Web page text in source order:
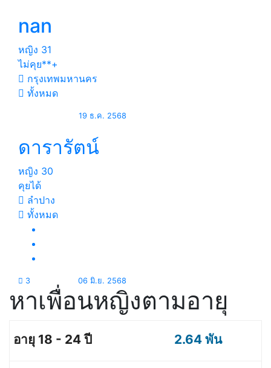
nan
หญิง 31
ไม่คุย**+
กรุงเทพมหานคร
ทั้งหมด
19 ธ.ค. 2568
ดารารัตน์
หญิง 30
คุยได้
ลำปาง
ทั้งหมด
3 06 มิ.ย. 2568
หาเพื่อนหญิงตามอายุ
2.64 พัน